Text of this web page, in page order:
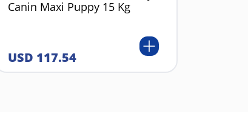
Canin Maxi Puppy 15 Kg
USD 117.54